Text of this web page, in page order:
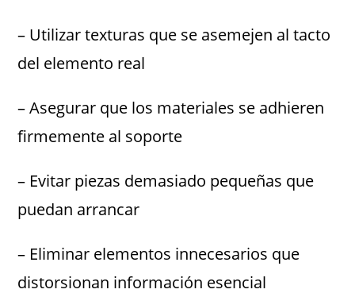
– Utilizar texturas que se asemejen al tacto
del elemento real
– Asegurar que los materiales se adhieren
firmemente al soporte
– Evitar piezas demasiado pequeñas que
puedan arrancar
– Eliminar elementos innecesarios que
distorsionan información esencial